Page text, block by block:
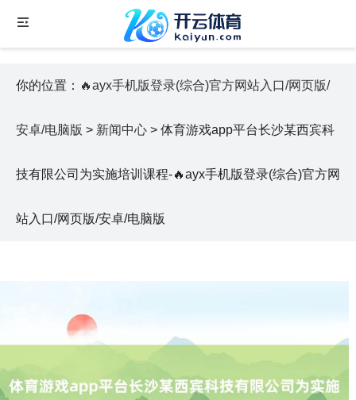
你的位置： 🔥ayx手机版登录(综合)官方网站入口/网页版/
安卓/电脑版 > 新闻中心 > 体育游戏app平台长沙某西宾科
技有限公司为实施培训课程-🔥ayx手机版登录(综合)官方网
站入口/网页版/安卓/电脑版